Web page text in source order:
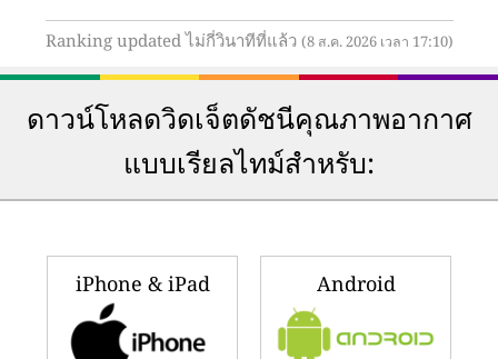
Ranking updated ไม่กี่วินาทีที่แล้ว (8 ส.ค. 2026 เวลา 17:10)
ดาวน์โหลดวิดเจ็ตดัชนีคุณภาพอากาศ
แบบเรียลไทม์สำหรับ:
iPhone & iPad Android